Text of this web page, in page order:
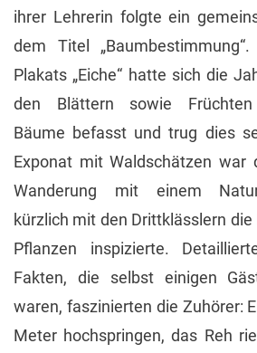
ihrer Lehrerin folgte ein
dem Titel
Plakats „Eiche“ hatte sich die
den Blättern sowie Früchten
Bäume befasst und trug dies
Exponat mit Waldschätzen war
Wanderung mit einem
kürzlich mit den Drittklässlern
Pflanzen inspizierte.
Fakten, die selbst einigen
waren, faszinierten die Zuhörer:
Meter hochspringen, das Reh